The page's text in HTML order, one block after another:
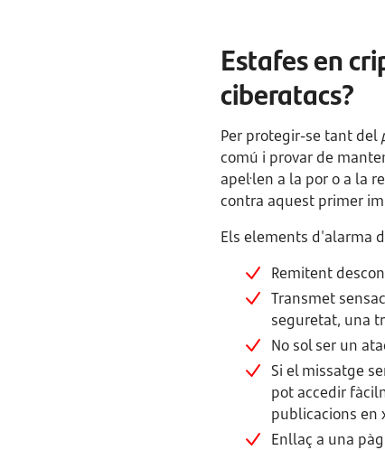
Estafes en
ciberatacs?
Per protegir-se tant del
comú i provar de
apel·len a la por o a la
contra aquest primer
Els elements d'alarma
Remitent
Transmet
seguretat, una
No sol ser un
Si el missatge
pot accedir
publicacions en
Enllaç a una